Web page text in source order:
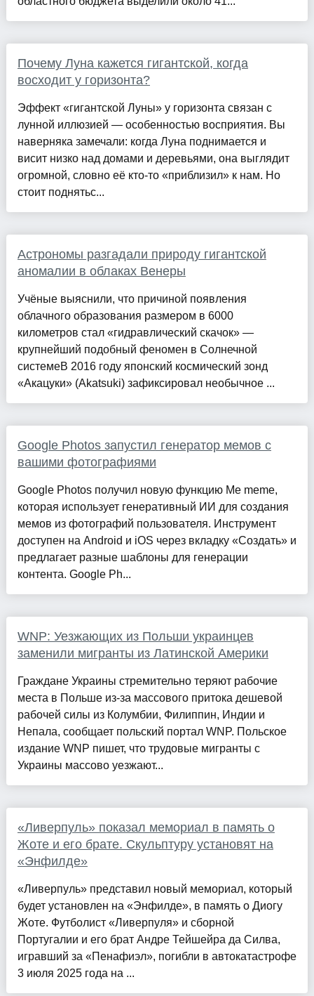
Почему Луна кажется гигантской, когда
восходит у горизонта?
Эффект «гигантской Луны» у горизонта связан с
лунной иллюзией — особенностью восприятия. Вы
наверняка замечали: когда Луна поднимается и
висит низко над домами и деревьями, она выглядит
огромной, словно её кто-то «приблизил» к нам. Но
стоит поднятьс...
Астрономы разгадали природу гигантской
аномалии в облаках Венеры
Учёные выяснили, что причиной появления
облачного образования размером в 6000
километров стал «гидравлический скачок» —
крупнейший подобный феномен в Солнечной
системеВ 2016 году японский космический зонд
«Акацуки» (Akatsuki) зафиксировал необычное ...
Google Photos запустил генератор мемов с
вашими фотографиями
Google Photos получил новую функцию Me meme,
которая использует генеративный ИИ для создания
мемов из фотографий пользователя. Инструмент
доступен на Android и iOS через вкладку «Создать» и
предлагает разные шаблоны для генерации
контента. Google Ph...
WNP: Уезжающих из Польши украинцев
заменили мигранты из Латинской Америки
Граждане Украины стремительно теряют рабочие
места в Польше из-за массового притока дешевой
рабочей силы из Колумбии, Филиппин, Индии и
Непала, сообщает польский портал WNP. Польское
издание WNP пишет, что трудовые мигранты с
Украины массово уезжают...
«Ливерпуль» показал мемориал в память о
Жоте и его брате. Скульптуру установят на
«Энфилде»
«Ливерпуль» представил новый мемориал, который
будет установлен на «Энфилде», в память о Диогу
Жоте. Футболист «Ливерпуля» и сборной
Португалии и его брат Андре Тейшейра да Силва,
игравший за «Пенафиэл», погибли в автокатастрофе
3 июля 2025 года на ...